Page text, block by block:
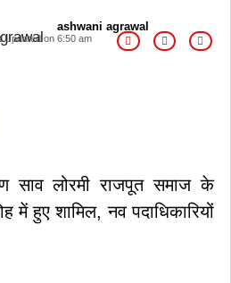
ashwani agrawal
Updated on 6:50 am
साव लोरमी राजपूत समाज के
में हुए शामिल, नव पदाधिकारियों